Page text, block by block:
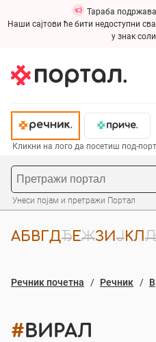
Тараба подржава
Наши сајтови ће бити недоступни
у знак
Кликни на лого да посетиш под-
Унеси појам и претражи Портал
АБВГ ДЂЕЖЗИЈКЛ
Речник почетна Речник В
#ВИРАЛ